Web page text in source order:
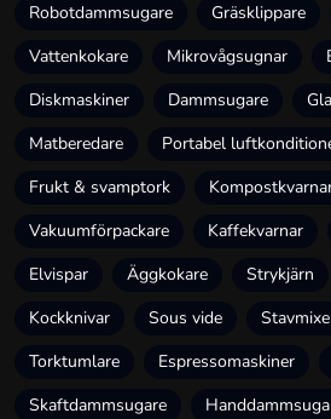
Robotdammsugare Gräsklippare
Vattenkokare
Mikrovågsugnar
Diskmaskiner
Dammsugare
Matberedare
Portabel
Frukt & svamptork
Vakuumförpackare
Kaffekvarnar
Elvispar
Äggkokare Strykjärn
Kockknivar
Sous vide
Torktumlare
Espressomaskiner
Skaftdammsugare